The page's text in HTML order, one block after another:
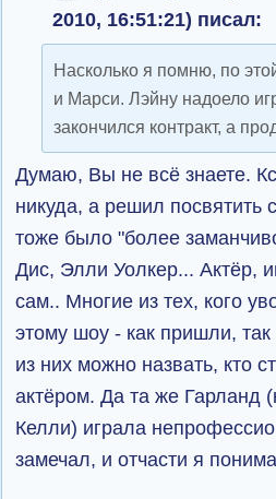
2010, 16:51:21) писал:
Насколько я помню, по
и Марси. Лэйну надоело
закончился контракт, а
Думаю, Вы не всё знаете.
никуда, а решил посвятить
тоже было "более
Дис, Элли Уолкер... Актёр,
сам.. Многие из тех, кого
этому шоу - как пришли,
из них можно назвать, кто
актёром. Да та же Гарланд
Келли) играла
замечал, и отчасти я